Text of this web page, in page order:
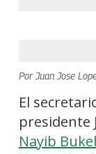
Por Juan Jose
El
presidente
Nayib